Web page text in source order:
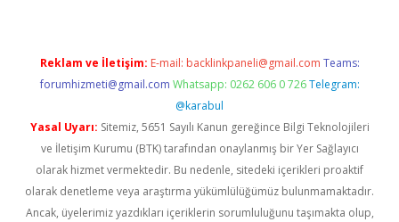
Reklam ve İletişim: E-mail: backlinkpaneli@gmail.com Teams:
forumhizmeti@gmail.com Whatsapp: 0262 606 0 726 Telegram:
@karabul
Yasal Uyarı: Sitemiz, 5651 Sayılı Kanun gereğince Bilgi Teknolojileri
ve İletişim Kurumu (BTK) tarafından onaylanmış bir Yer Sağlayıcı
olarak hizmet vermektedir. Bu nedenle, sitedeki içerikleri proaktif
olarak denetleme veya araştırma yükümlülüğümüz bulunmamaktadır.
Ancak, üyelerimiz yazdıkları içeriklerin sorumluluğunu taşımakta olup,